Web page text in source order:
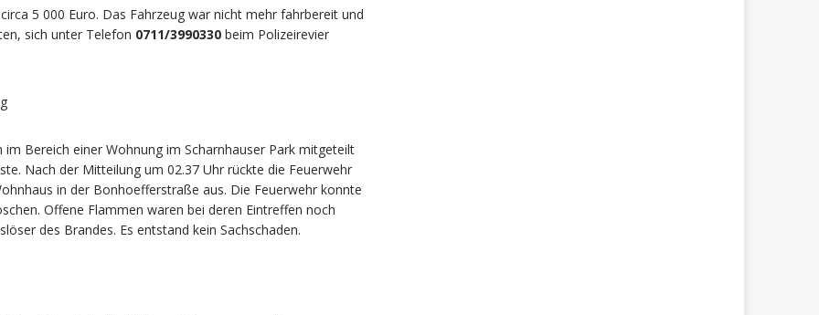
5 000 Euro. Das Fahrzeug war nicht mehr fahrbereit und
sich unter Telefon 0711/3990330 beim Polizeirevier
Bereich einer Wohnung im Scharnhauser Park mitgeteilt
Nach der Mitteilung um 02.37 Uhr rückte die Feuerwehr
in der Bonhoefferstraße aus. Die Feuerwehr konnte
Offene Flammen waren bei deren Eintreffen noch
des Brandes. Es entstand kein Sachschaden.